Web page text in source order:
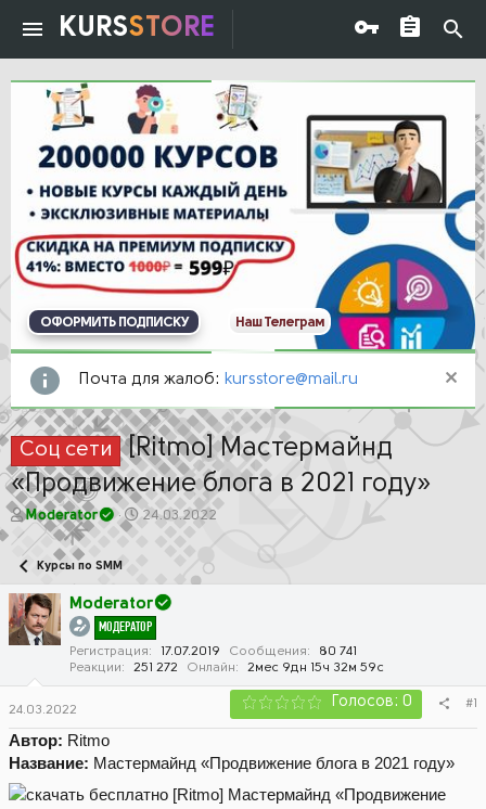
KURSSTORE
ОФОРМИТЬ ПОДПИСКУ Наш Телеграм
Почта для жалоб: kursstore@mail.ru
Соц сети [Ritmo] Мастермайнд
«Продвижение блога в 2021 году»
А
т
о
р
т
е
Moderator
Д
а
ч
а
л
а
24.03.2022
Курсы по SMM
Moderator
МОДЕРАТОР
Регистрация 17.07.2019 Сообщения
80 741
Реакции
251 272 Онлайн 2мес 9дн 15ч 32м 59с
24.03.2022 Голосов: 0 #1
Автор: Ritmo
Название: Мастермайнд «Продвижение блога в 2021 году»